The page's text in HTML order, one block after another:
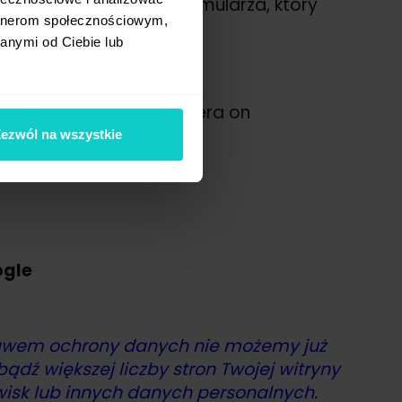
społecznościowym,
od Ciebie lub
na wszystkie
wydawcy,
to nie musi nic robić.
treści. Zawiera on
ochrony danych nie możemy już
większej liczby stron Twojej witryny
lub innych danych personalnych.